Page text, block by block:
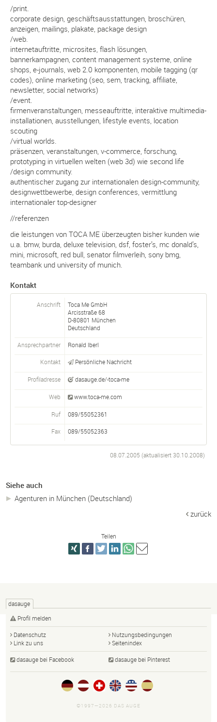
/print.
corporate design, geschäftsausstattungen, broschüren,
anzeigen, mailings, plakate, package design
/web.
internetauftritte, microsites, flash lösungen,
bannerkampagnen, content management systeme, online
shops, e-journals, web 2.0 komponenten, mobile tagging (qr
codes), online marketing (seo, sem, tracking, affiliate,
newsletter, social networks)
/event.
firmenveranstaltungen, messeauftritte, interaktive multimedia-
installationen, ausstellungen, lifestyle events, location
scouting
/virtual worlds.
präsenzen, veranstaltungen, v-commerce, forschung,
prototyping in virtuellen welten (web 3d) wie second life
/design community.
authentischer zugang zur internationalen design-community,
designwettbewerbe, design conferences, vermittlung
internationaler top-designer
//referenzen
die leistungen von TOCA ME überzeugten bisher kunden wie
u.a. bmw, burda, deluxe television, dsf, foster’s, mc donald’s,
mini, microsoft, red bull, senator filmverleih, sony bmg,
teambank und university of munich.
Kontakt
Anschrift
Toca Me GmbH
Arcisstraße 68
D-80801 München
Deutschland
Ansprechpartner Ronald Iberl
Kontakt Persönliche Nachricht
Profiladresse dasauge.de/-toca-me
Web www.toca-me.com
Ruf 089/55052361
Fax 089/55052363
08.07.2005 (aktualisiert 30.10.2008)
Siehe auch
Agenturen in München (Deutschland)
zurück
Teilen
dasauge
Profil melden
Datenschutz
Nutzungsbedingungen
Link zu uns
Seitenindex
dasauge bei Facebook dasauge bei Pinterest
©1997—2026 DAS AUGE